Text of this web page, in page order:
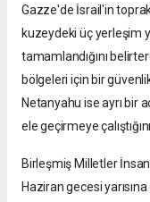
Gazze'de İsrail'in
kuzeydeki üç yerleşim
tamamlandığını
bölgeleri için bir
Netanyahu ise ayrı bir
ele geçirmeye
Birleşmiş Milletler
Haziran gecesi